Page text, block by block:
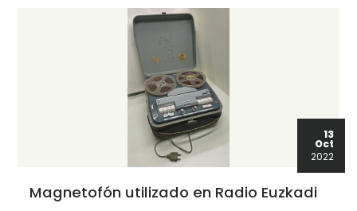
13
Oct
2022
Magnetofón utilizado en Radio Euzkadi